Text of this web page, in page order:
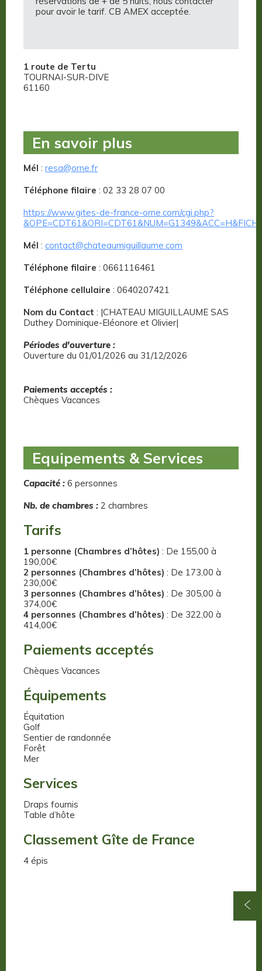
pour avoir le tarif. CB AMEX acceptée.
1 route de Tertu
TOURNAI-SUR-DIVE
61160
En savoir plus
Mél : resa@orne.fr
Téléphone filaire : 02 33 28 07 00
https://www.gites-de-france-orne.com/cgi.php?
Mél : contact@chateaumiguillaume.com
Téléphone filaire : 0661116461
Téléphone cellulaire : 0640207421
Nom du Contact : |CHATEAU MIGUILLAUME SAS
Duthey Dominique-Eléonore et Olivier|
Périodes d'ouverture :
Ouverture du 01/01/2026 au 31/12/2026
Paiements acceptés :
Chèques Vacances
Equipements & Services
Capacité : 6 personnes
Nb. de chambres : 2 chambres
Tarifs
1 personne (Chambres d’hôtes) : De 155,00 à
190,00€
2 personnes (Chambres d’hôtes) : De 173,00 à
230,00€
3 personnes (Chambres d’hôtes) : De 305,00 à
374,00€
4 personnes (Chambres d’hôtes) : De 322,00 à
414,00€
Paiements acceptés
Chèques Vacances
Équipements
Équitation
Golf
Sentier de randonnée
Forêt
Mer
Services
Draps fournis
Table d’hôte
Classement Gîte de France
4 épis